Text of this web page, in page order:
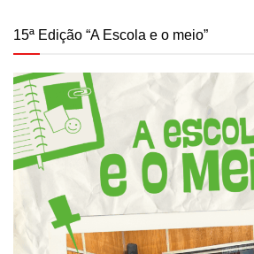
15ª Edição “A Escola e o meio”